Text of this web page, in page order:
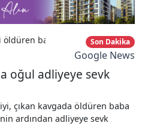
öldüren baba oğul adliyeye sevk
Son Dakika
Google News
oğul adliyeye sevk
çıkan kavgada öldüren baba
ardından adliyeye sevk